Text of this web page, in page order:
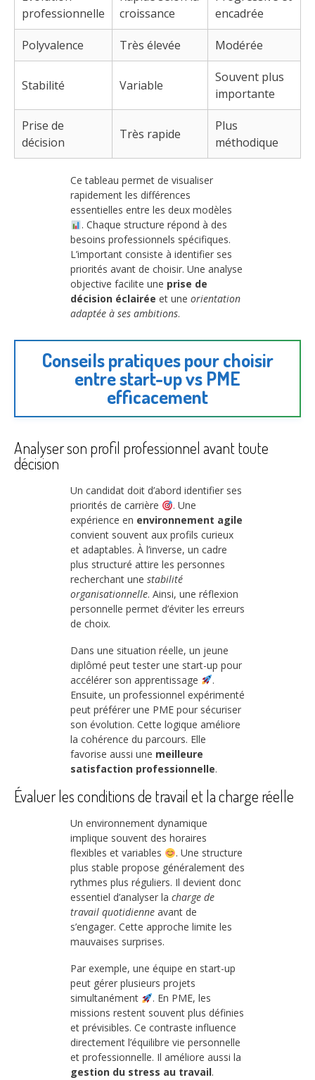
professionnelle
croissance
encadrée
Polyvalence Très élevée Modérée
Stabilité Variable
Souvent plus
importante
Prise de
décision
Très rapide
Plus
méthodique
Ce tableau permet de visualiser
rapidement les différences
essentielles entre les deux modèles
. Chaque structure répond à des
besoins professionnels spécifiques.
L’important consiste à identifier ses
priorités avant de choisir. Une analyse
objective facilite une prise de
décision éclairée et une orientation
adaptée à ses ambitions.
Conseils pratiques pour choisir
entre start-up vs PME
efficacement
Analyser son profil professionnel avant toute
décision
Un candidat doit d’abord identifier ses
priorités de carrière
. Une
expérience en environnement agile
convient souvent aux profils curieux
et adaptables. À l’inverse, un cadre
plus structuré attire les personnes
recherchant une stabilité
organisationnelle. Ainsi, une réflexion
personnelle permet d’éviter les erreurs
de choix.
Dans une situation réelle, un jeune
diplômé peut tester une start-up pour
accélérer son apprentissage
.
Ensuite, un professionnel expérimenté
peut préférer une PME pour sécuriser
son évolution. Cette logique améliore
la cohérence du parcours. Elle
favorise aussi une meilleure
satisfaction professionnelle.
Évaluer les conditions de travail et la charge réelle
Un environnement dynamique
implique souvent des horaires
flexibles et variables
. Une structure
plus stable propose généralement des
rythmes plus réguliers. Il devient donc
essentiel d’analyser la charge de
travail quotidienne avant de
s’engager. Cette approche limite les
mauvaises surprises.
Par exemple, une équipe en start-up
peut gérer plusieurs projets
simultanément
. En PME, les
missions restent souvent plus définies
et prévisibles. Ce contraste influence
directement l’équilibre vie personnelle
et professionnelle. Il améliore aussi la
gestion du stress au travail.